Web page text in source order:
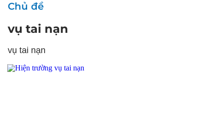
Chủ đề
vụ tai nạn
vụ tai nạn